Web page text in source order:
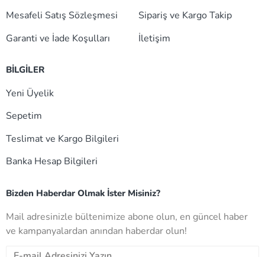
Mesafeli Satış Sözleşmesi
Garanti ve İade Koşulları
Sipariş ve Kargo Takip
İletişim
BİLGİLER
Yeni Üyelik
Sepetim
Teslimat ve Kargo Bilgileri
Banka Hesap Bilgileri
Bizden Haberdar Olmak İster Misiniz?
Mail adresinizle bültenimize abone olun, en güncel haber
ve kampanyalardan anından haberdar olun!